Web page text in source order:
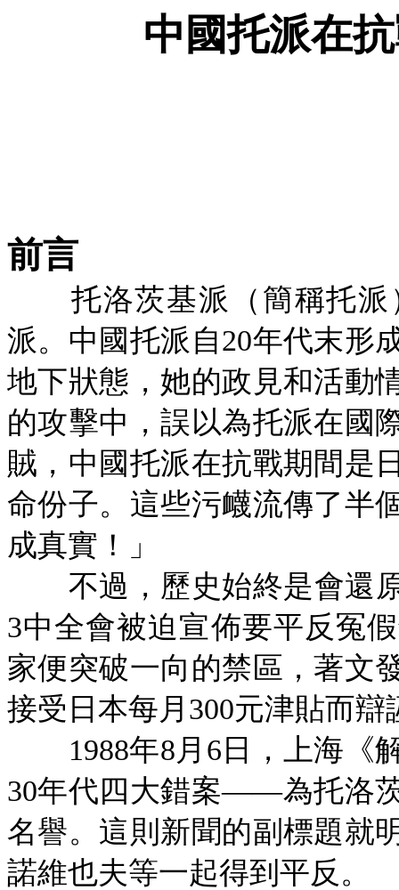
中國托派在
前言
托洛茨基派（簡稱托派
派。中國托派自20年代末形
地下狀態，她的政見和活動
的攻擊中，誤以為托派在國
賊，中國托派在抗戰期間是
命份子。這些污衊流傳了半
成真實！」
不過，歷史始終是會還
3中全會被迫宣佈要平反冤
家便突破一向的禁區，著文
接受日本每月300元津貼而辯
1988年8月6日，上海《
30年代四大錯案——為托洛
名譽。這則新聞的副標題就
諾維也夫等一起得到平反。